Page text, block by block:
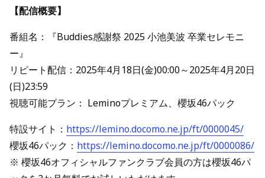
【配信概要】
番組名：『Buddies感謝祭 2025 小池美波 卒業セレモニ
ー』
リピート配信：2025年4月18日(金)00:00～2025年4月20日
(日)23:59
視聴可能プラン： Leminoプレミアム、櫻坂46パック
特設サイト： https://lemino.docomo.ne.jp/ft/0000045/
櫻坂46パック： https://lemino.docomo.ne.jp/ft/0000086/
※ 櫻坂46オフィシャルファンクラブ会員の方は櫻坂46パ